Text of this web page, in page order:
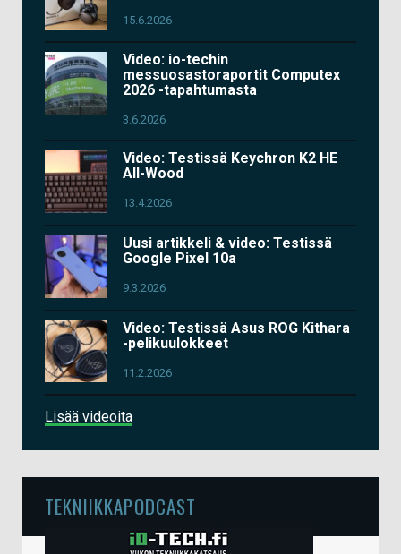
15.6.2026
Video: io-techin
messuosastoraportit Computex
2026 -tapahtumasta
3.6.2026
Video: Testissä Keychron K2 HE
All-Wood
13.4.2026
Uusi artikkeli & video: Testissä
Google Pixel 10a
9.3.2026
Video: Testissä Asus ROG Kithara
-pelikuulokkeet
11.2.2026
Lisää videoita
TEKNIIKKAPODCAST